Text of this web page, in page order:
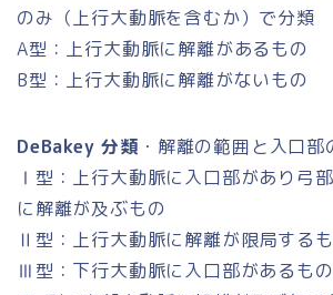
のみ（上行大動脈を含むか）で分類
A型：上行大動脈に解離があるもの
B型：上行大動脈に解離がないもの
DeBakey 分類 ・解離の範囲と入口
Ⅰ型：上行大動脈に入口部があり弓
に解離が及ぶもの
Ⅱ型：上行大動脈に解離が限局する
Ⅲ型：下行大動脈に入口部があるもの